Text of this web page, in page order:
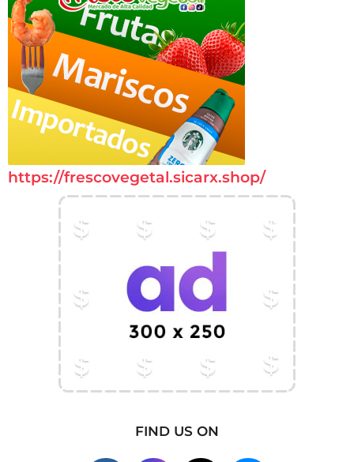
https://frescovegetal.sicarx.shop/
FIND US ON